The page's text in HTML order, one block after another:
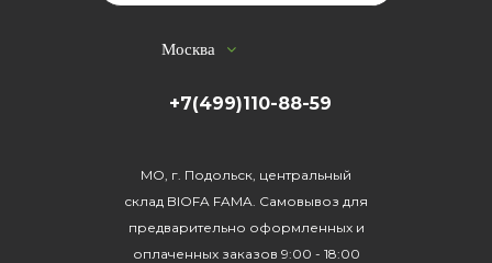
Москва
+7(499)110-88-59
МО, г. Подольск, центральный
склад BIOFA FAMA. Самовывоз для
предварительно оформленных и
оплаченных заказов 9:00 - 18:00